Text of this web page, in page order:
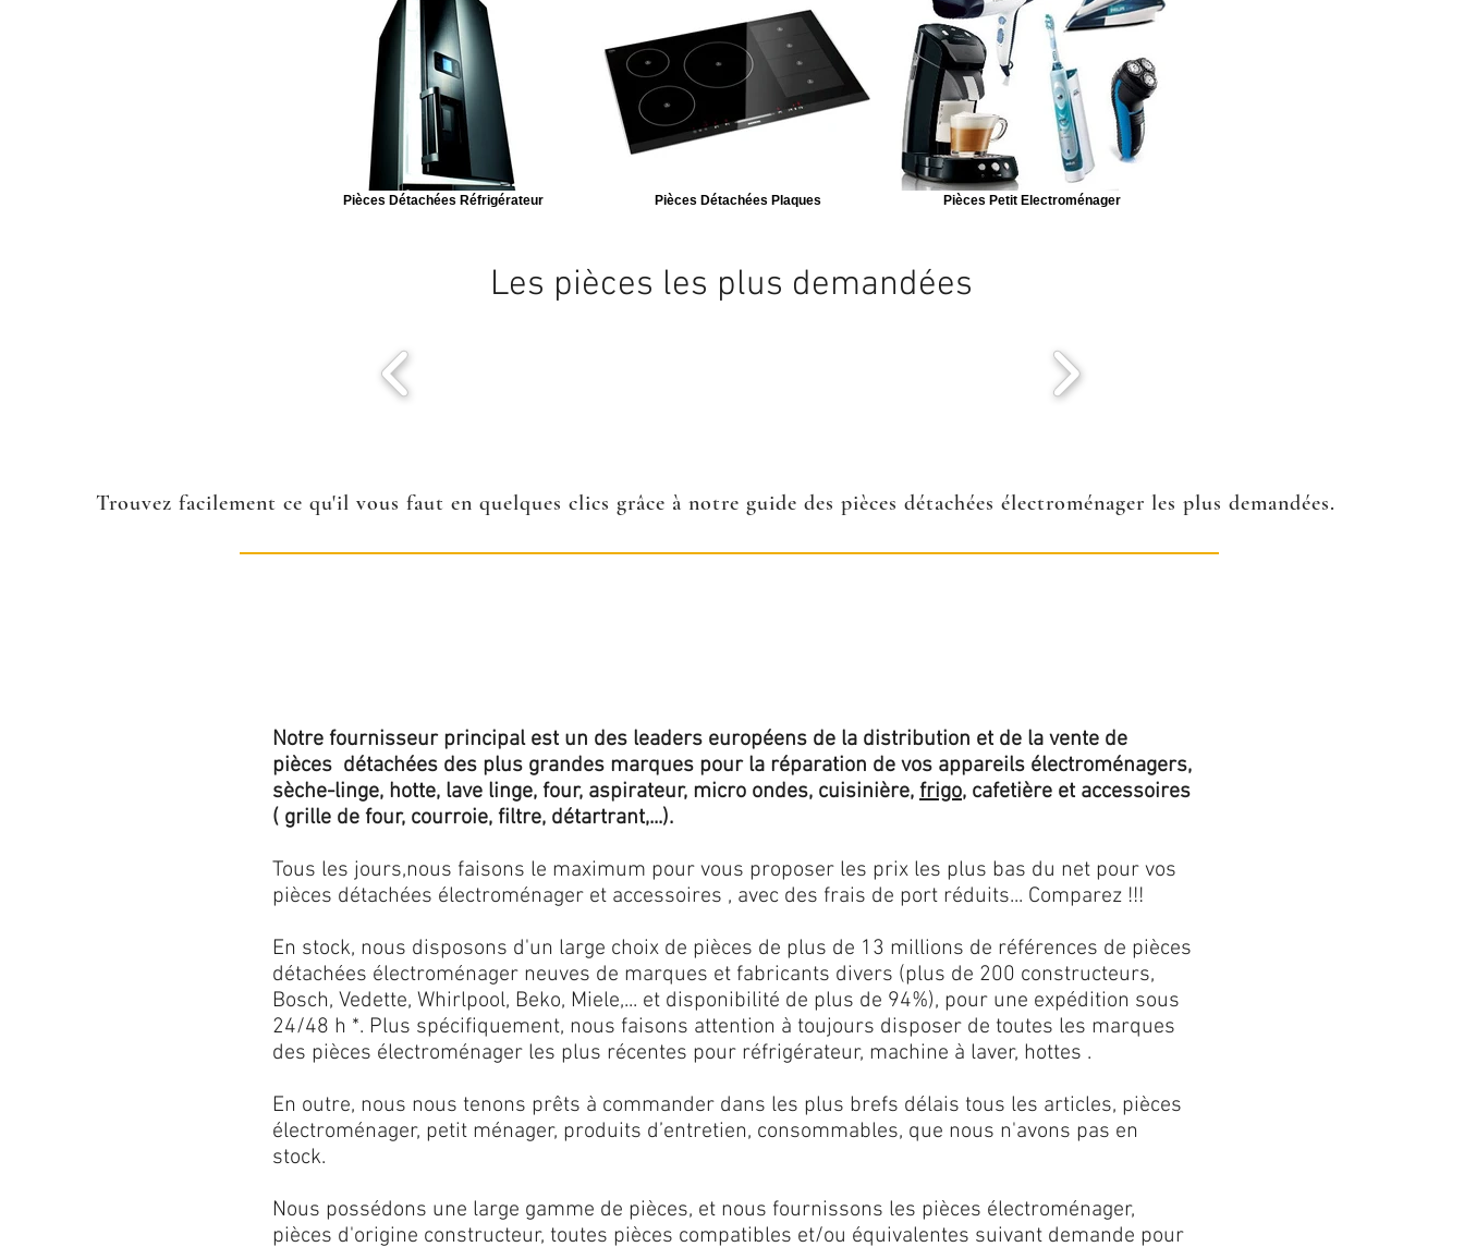
Pièces Détachées Réfrigérateur Pièces Détachées Plaques Pièces Petit Electroménager
Les pièces les plus demandées
Trouvez facilement ce qu'il vous faut en quelques clics grâce à notre guide des pièces détachées électroménager les plus demandées.
Notre fournisseur principal est un des leaders européens de la distribution et de la vente de
pièces détachées des plus grandes marques pour la réparation de vos appareils électroménagers,
sèche-linge, hotte, lave linge, four, aspirateur, micro ondes, cuisinière, frigo, cafetière et accessoires
( grille de four, courroie, filtre, détartrant,...).
Tous les jours,nous faisons le maximum pour vous proposer les prix les plus bas du net pour vos
pièces détachées électroménager et accessoires , avec des frais de port réduits... Comparez !!!
En stock, nous disposons d'un large choix de pièces de plus de 13 millions de références de pièces
détachées électroménager neuves de marques et fabricants divers (plus de 200 constructeurs,
Bosch, Vedette, Whirlpool, Beko, Miele,... et disponibilité de plus de 94%), pour une expédition sous
24/48 h *. Plus spécifiquement, nous faisons attention à toujours disposer de toutes les marques
des pièces électroménager les plus récentes pour réfrigérateur, machine à laver, hottes .
En outre, nous nous tenons prêts à commander dans les plus brefs délais tous les articles, pièces
électroménager, petit ménager, produits d’entretien, consommables, que nous n'avons pas en
stock.
Nous possédons une large gamme de pièces, et nous fournissons les pièces électroménager,
pièces d'origine constructeur, toutes pièces compatibles et/ou équivalentes suivant demande pour